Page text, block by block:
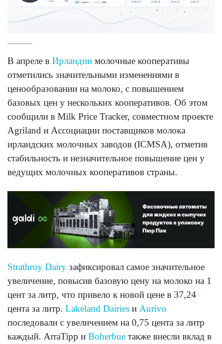
В апреле в Ирландии молочные кооперативы
отметились значительными изменениями в
ценообразовании на молоко, с повышением
базовых цен у нескольких кооперативов. Об этом
сообщили в Milk Price Tracker, совместном проекте
Agriland и Ассоциации поставщиков молока
ирландских молочных заводов (ICMSA), отметив
стабильность и незначительное повышение цен у
ведущих молочных кооперативов страны.
Strathroy Dairy зафиксировал самое значительное
увеличение, повысив базовую цену на молоко на 1
цент за литр, что привело к новой цене в 37,24
цента за литр. Lakeland Dairies и Aurivo
последовали с увеличением на 0,75 цента за литр
каждый. ArraTipp и Boherbue также внесли вклад в